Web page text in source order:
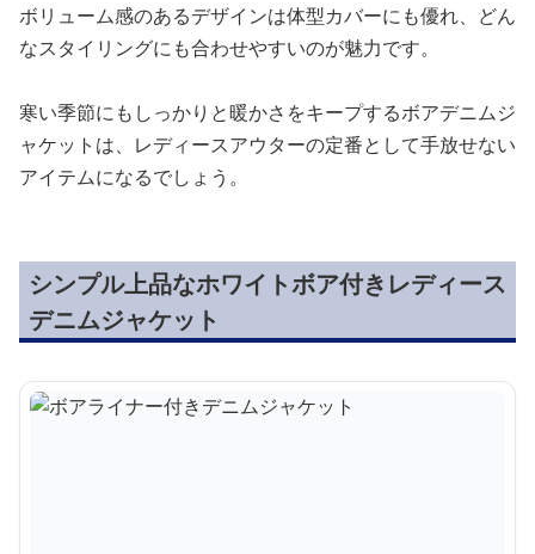
ボリューム感のあるデザインは体型カバーにも優れ、どん
なスタイリングにも合わせやすいのが魅力です。
寒い季節にもしっかりと暖かさをキープするボアデニムジ
ャケットは、レディースアウターの定番として手放せない
アイテムになるでしょう。
シンプル上品なホワイトボア付きレディース
デニムジャケット